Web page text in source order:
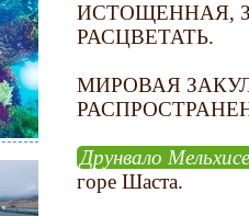
ИСТОЩЕННАЯ,
РАСЦВЕТАТЬ.
МИРОВАЯ
Друнвало
горе Шаста.